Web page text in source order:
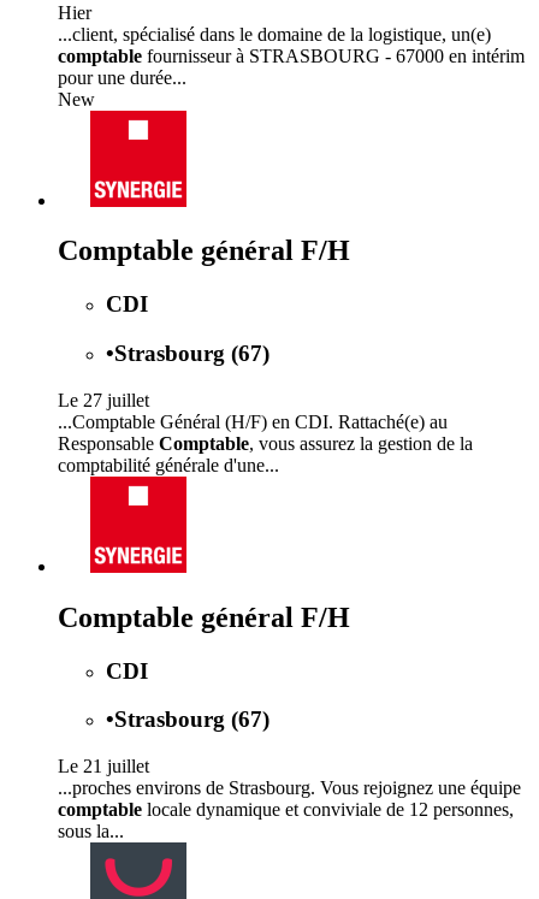
Hier
...client, spécialisé dans le domaine de la logistique, un(e)
comptable fournisseur à STRASBOURG - 67000 en intérim
pour une durée...
New
Comptable général F/H
CDI
•Strasbourg (67)
Le 27 juillet
...Comptable Général (H/F) en CDI. Rattaché(e) au
Responsable Comptable, vous assurez la gestion de la
comptabilité générale d'une...
Comptable général F/H
CDI
•Strasbourg (67)
Le 21 juillet
...proches environs de Strasbourg. Vous rejoignez une équipe
comptable locale dynamique et conviviale de 12 personnes,
sous la...